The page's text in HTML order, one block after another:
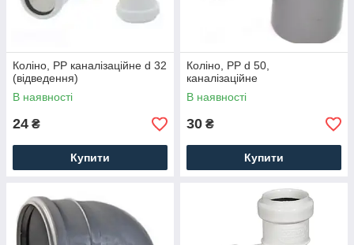
Коліно, PP каналізаційне d 32
(відведення)
В наявності
24 ₴
Купити
Коліно, PP d 50,
каналізаційне
В наявності
30 ₴
Купити